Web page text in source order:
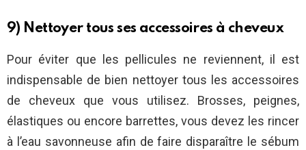
9) Nettoyer tous ses accessoires à cheveux
Pour éviter que les pellicules ne reviennent, il est
indispensable de bien nettoyer tous les accessoires
de cheveux que vous utilisez. Brosses, peignes,
élastiques ou encore barrettes, vous devez les rincer
à l’eau savonneuse afin de faire disparaître le sébum